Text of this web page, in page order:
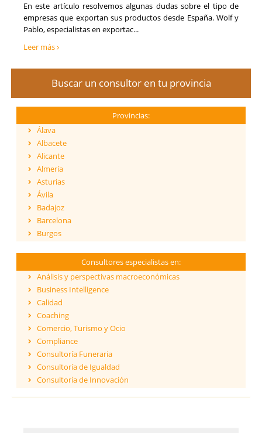
En este artículo resolvemos algunas dudas sobre el tipo de
empresas que exportan sus productos desde España. Wolf y
Pablo, especialistas en exportac...
Leer más
Buscar un consultor en tu provincia
Provincias:
Álava
Albacete
Alicante
Almería
Asturias
Ávila
Badajoz
Barcelona
Burgos
Cantabria
Castellón
Ceuta
Ciudad Real
Córdoba
Cuenca
Girona
Granada
Guadalajara
Consultores especialistas en:
Análisis y perspectivas macroeconómicas
Business Intelligence
Calidad
Coaching
Comercio, Turismo y Ocio
Compliance
Consultoría Funeraria
Consultoría de Igualdad
Consultoría de Innovación